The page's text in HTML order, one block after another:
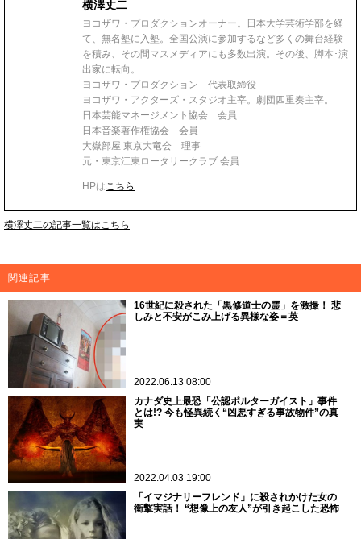
横澤丈二
ヨコザワ・プロダクションオーナー。日本大学芸術学部を経
て、無名塾に入塾。全国公演に参加するなど多くの舞台経験
を積み、その間マスメディアにも多数出演。その後、脚本･演
出家に転向。
ヨコザワ・プロダクション 代表取締役
ヨコザワ・アクターズ・スタジオ主宰。劇団四重奏主宰。
日本芸能マネージメント協会 会員
日本音楽著作権協会 会員
大嶽部屋 東京大竜会 理事
元・東京江東ロータリークラブ 会員
HPは こちら
横澤丈二の記事一覧はこちら
関連記事
16世紀に殺された「黒修道士の霊」を激撮！ 悲
しみと不安がこみ上げる異様な姿＝英
2022.06.13 08:00
カナダ史上最恐「公認ポルターガイスト」事件
とは!? 今も怪異続く“凶悪すぎる事故物件”の真
実
2022.04.03 19:00
「イマジナリーフレンド」に殺されかけた女の
衝撃実話！ “想像上の友人”が引き起こした恐怖